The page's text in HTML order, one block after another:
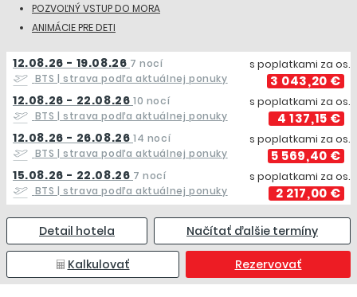
POZVOĽNÝ VSTUP DO MORA
ANIMÁCIE PRE DETI
12.08.26 - 19.08.26 7 nocí
BTS| strava podľa aktuálnej ponuky
s poplatkami za os.
3 043,20 €
12.08.26 - 22.08.26 10 nocí
BTS| strava podľa aktuálnej ponuky
s poplatkami za os.
4 137,15 €
12.08.26 - 26.08.26 14 nocí
BTS| strava podľa aktuálnej ponuky
s poplatkami za os.
5 569,40 €
15.08.26 - 22.08.26 7 nocí
BTS| strava podľa aktuálnej ponuky
s poplatkami za os.
2 217,00 €
Detail hotela Načítať ďalšie termíny
Kalkulovať Rezervovať